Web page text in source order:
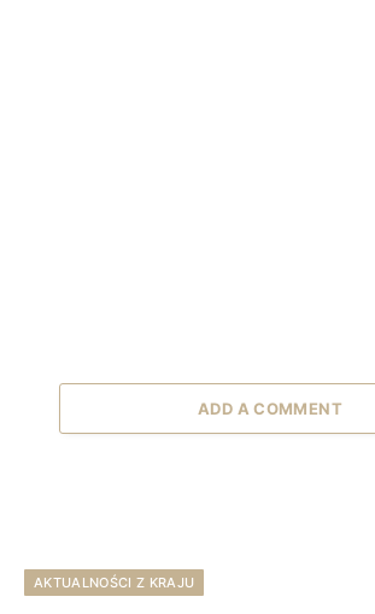
ADD A COMMENT
AKTUALNOŚCI Z KRAJU